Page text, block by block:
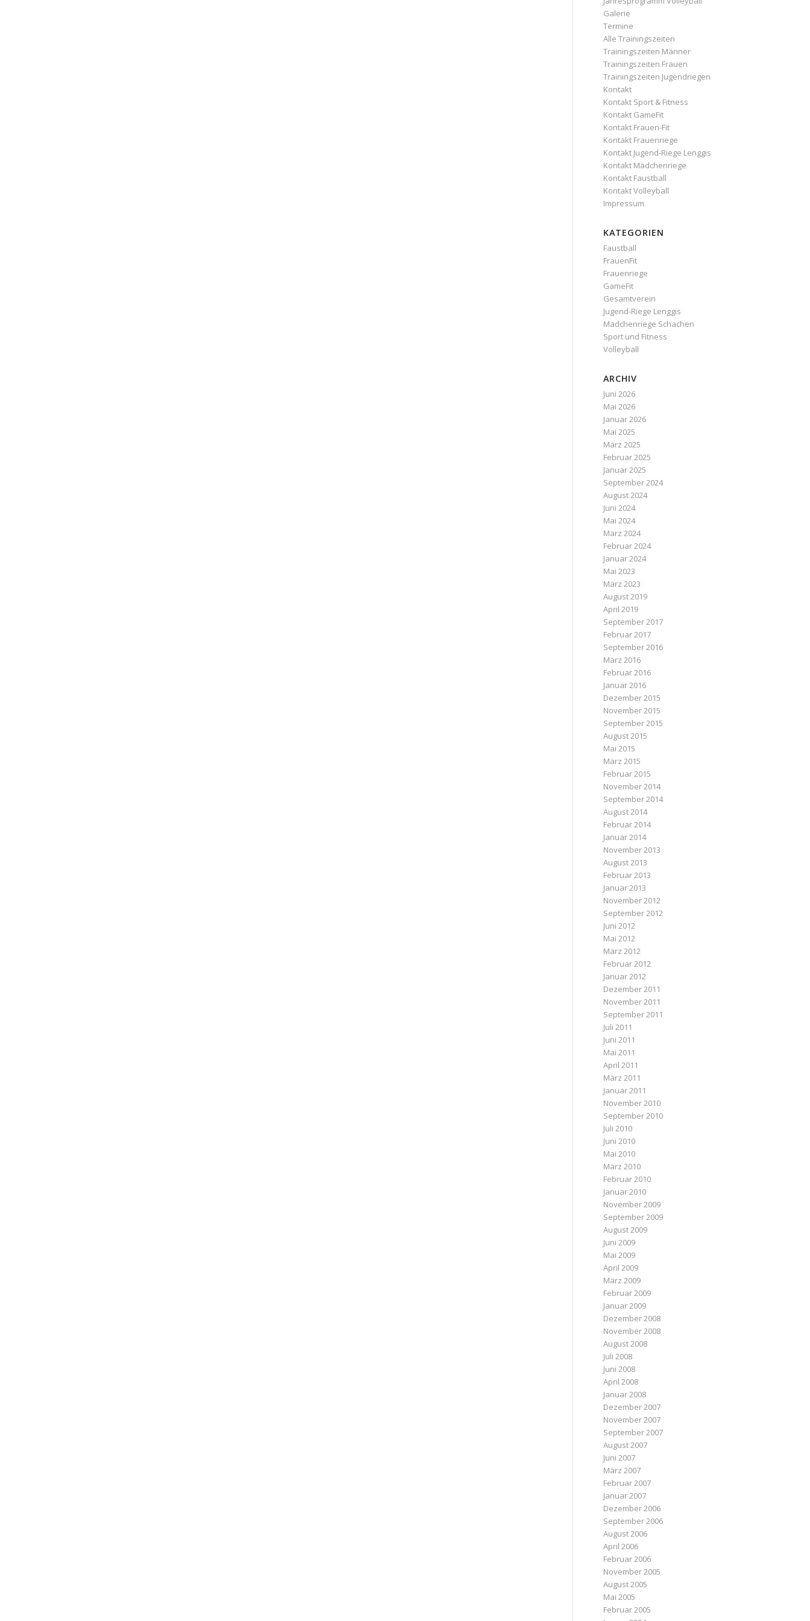
Galerie
Termine
Alle Trainingszeiten
Trainingszeiten Männer
Trainingszeiten Frauen
Trainingszeiten Jugendriegen
Kontakt
Kontakt Sport & Fitness
Kontakt GameFit
Kontakt Frauen-Fit
Kontakt Frauenriege
Kontakt Jugend-Riege Lenggis
Kontakt Mädchenriege
Kontakt Faustball
Kontakt Volleyball
Impressum
KATEGORIEN
Faustball
FrauenFit
Frauenriege
GameFit
Gesamtverein
Jugend-Riege Lenggis
Mädchenriege Schachen
Sport und Fitness
Volleyball
ARCHIV
Juni 2026
Mai 2026
Januar 2026
Mai 2025
März 2025
Februar 2025
Januar 2025
September 2024
August 2024
Juni 2024
Mai 2024
März 2024
Februar 2024
Januar 2024
Mai 2023
März 2023
August 2019
April 2019
September 2017
Februar 2017
September 2016
März 2016
Februar 2016
Januar 2016
Dezember 2015
November 2015
September 2015
August 2015
Mai 2015
März 2015
Februar 2015
November 2014
September 2014
August 2014
Februar 2014
Januar 2014
November 2013
August 2013
Februar 2013
Januar 2013
November 2012
September 2012
Juni 2012
Mai 2012
März 2012
Februar 2012
Januar 2012
Dezember 2011
November 2011
September 2011
Juli 2011
Juni 2011
Mai 2011
April 2011
März 2011
Januar 2011
November 2010
September 2010
Juli 2010
Juni 2010
Mai 2010
März 2010
Februar 2010
Januar 2010
November 2009
September 2009
August 2009
Juni 2009
Mai 2009
April 2009
März 2009
Februar 2009
Januar 2009
Dezember 2008
November 2008
August 2008
Juli 2008
Juni 2008
April 2008
Januar 2008
Dezember 2007
November 2007
September 2007
August 2007
Juni 2007
März 2007
Februar 2007
Januar 2007
Dezember 2006
September 2006
August 2006
April 2006
Februar 2006
November 2005
August 2005
Mai 2005
Februar 2005